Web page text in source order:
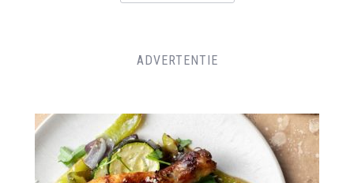
ADVERTENTIE